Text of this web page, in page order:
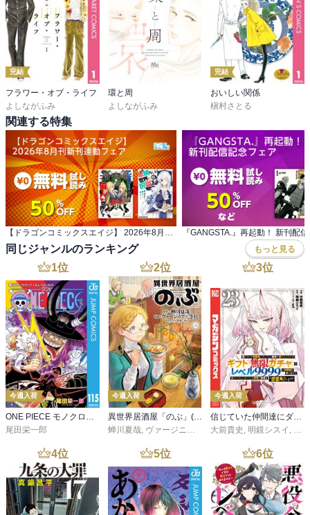
完結
フラワー・オブ・ライフ
よしながふみ
環と周
よしながふみ
完結
おいしい関係
槇村さとる
関連する特集
『GANGSTA.』再起動！ 新刊配
同じジャンルのランキング もっと見る
1位
今週入荷
ONE PIECE モノクロ版 115
尾田栄一郎
2位
今週入荷
異世界居酒屋「のぶ」(22)
蝉川夏哉, ヴァージニア二等兵 ,転
3位
今週入荷
信じていた仲間達にダンジョン奥地で殺されかけたがギフト『無限ガチャ』でレベル９９９９の仲間達を手に入れて元パーティーメンバーと世界に復讐＆『ざまぁ！』します！（２３）
大前貴史 , 明鏡シスイ , ｔ
4位 5位 6位